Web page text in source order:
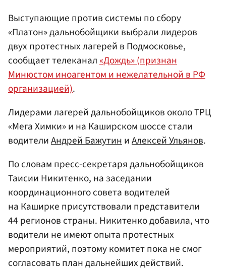
Выступающие против системы по сбору
«Платон» дальнобойщики выбрали лидеров
двух протестных лагерей в Подмосковье,
сообщает телеканал«Дождь»(признан
Минюстом иноагентом и нежелательной в РФ
организацией).
Лидерами лагерей дальнобойщиков около ТРЦ
«Мега Химки» и на Каширском шоссе стали
водителиАндрей БажутиниАлексей Ульянов.
По словам пресс-секретаря дальнобойщиков
Таисии Никитенко, на заседании
координационного совета водителей
на Каширке присутствовали представители
44 регионов страны. Никитенко добавила, что
водители не имеют опыта протестных
мероприятий, поэтому комитет пока не смог
согласовать план дальнейших действий.